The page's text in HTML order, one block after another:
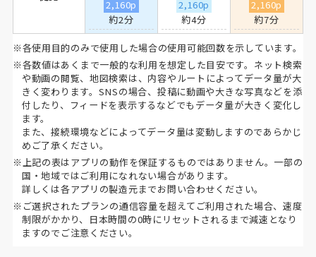
2,160p
約2分
2,160p
約4分
2,160p
約7分
※各使用目的のみで使用した場合の使用可能回数を示しています。
※各数値はあくまで一般的な利用を想定した目安です。ネット検索
や動画の閲覧、地図検索は、内容やルートによってデータ量が大
きく変わります。SNSの場合、投稿に動画や大きな写真などを添
付したり、フィードを表示するなどでもデータ量が大きく変化し
ます。
また、接続環境などによってデータ量は変動しますのであらかじ
めご了承ください。
※上記の表はアプリの動作を保証するものではありません。一部の
国・地域ではご利用になれない場合があります。
詳しくは各アプリの製造元までお問い合わせください。
※ご選択されたプランの通信容量を超えてご利用された場合、速度
制限がかかり、日本時間の0時にリセットされるまで減速となり
ますのでご注意ください。